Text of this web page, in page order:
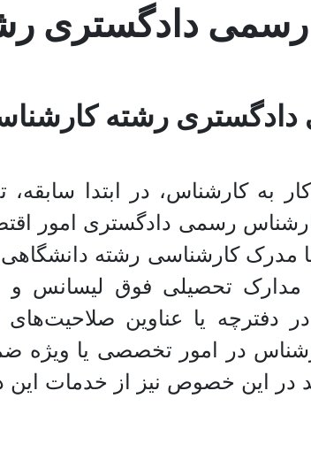
دادگستری
رشته
به کارشناس، در ابتدا
رسمی دادگستری امور
مدرک کارشناسی رشته دانشگاهی
مدارک تحصیلی فوق لیسانس و
دفترچه یا عناوین
در امور تخصصی یا ویژه
در این خصوص نیز از خدمات این